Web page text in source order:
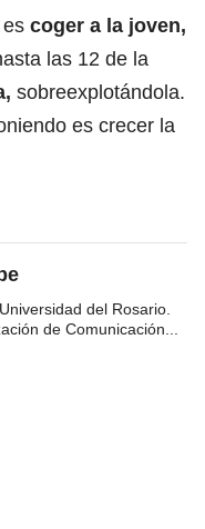
coger a la joven,
las 12 de la
sobreexplotándola.
es crecer la
del Rosario.
de Comunicación